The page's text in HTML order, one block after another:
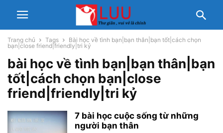
Trang chủ Tags
Bài học về tình bạn|bạn thân|bạn tốt|cách chọn
bạn|close friend|friendly|tri kỷ
bài học về tình bạn|bạn thân|bạn
tốt|cách chọn bạn|close
friend|friendly|tri kỷ
7 bài học cuộc sống từ những
người bạn thân